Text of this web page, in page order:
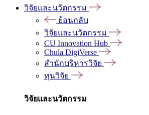
วิจัยและนวัตกรรม
ย้อนกลับ
วิจัยและนวัตกรรม
CU Innovation Hub
Chula DigiVerse
สำนักบริหารวิจัย
ทุนวิจัย
วิจัยและนวัตกรรม